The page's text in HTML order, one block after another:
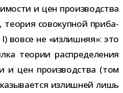
и цен про­из­вод­ства
тео­рия сово­куп­ной при­ба­
вовсе не «излиш­няя»: это
тео­рии рас­пре­де­ле­ния
и цен про­из­вод­ства (том
излиш­ней лишь